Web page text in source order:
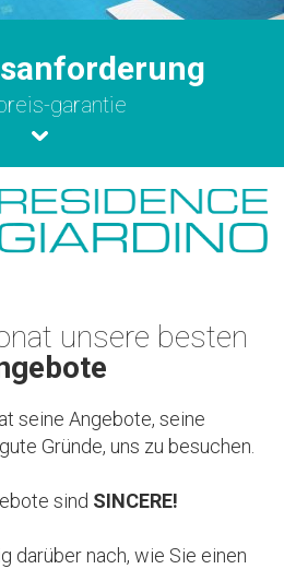
garantie
unsere besten
seine Angebote, seine
Gründe, uns zu besuchen.
sind SINCERE!
darüber nach, wie Sie einen